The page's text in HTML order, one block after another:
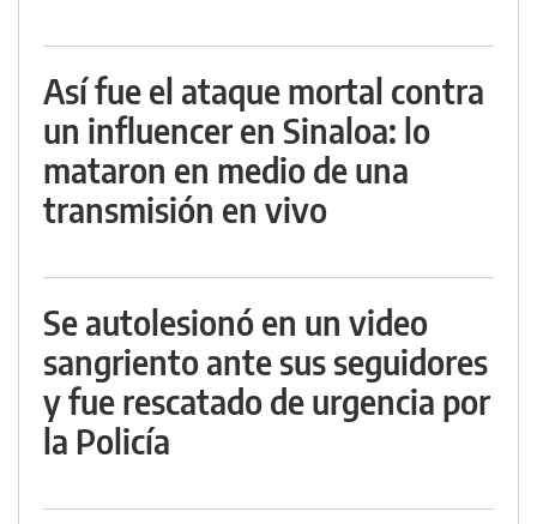
Así fue el ataque mortal contra
un influencer en Sinaloa: lo
mataron en medio de una
transmisión en vivo
Se autolesionó en un video
sangriento ante sus seguidores
y fue rescatado de urgencia por
la Policía